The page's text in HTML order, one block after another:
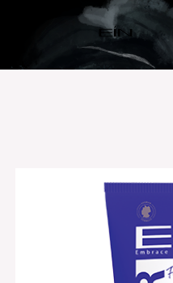
محصولات بهداشتی و زیبایی EINمحصولات بهداشتی و زیبایی EIN